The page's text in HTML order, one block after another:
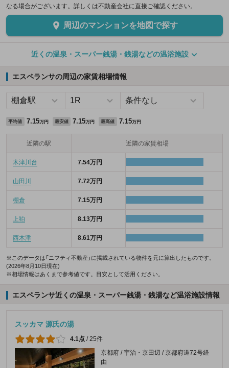
なる場合がございます。詳しくは不動産会社に直接ご確認ください。
周辺のマンションを地図で探す
近くの温泉・スーパー銭湯・銭湯などの温浴施設
エスペランサの周辺の家賃相場情報
平均値 7.15万円 最安値 7.15万円 最高値 7.15万円
近隣の駅 近隣の家賃相場
木津川台 7.54万円
山田川 7.72万円
棚倉 7.15万円
上狛 8.13万円
西木津 8.61万円
※このデータは「ニフティ不動産」に掲載されている物件を元に算出したものです。
(2026年8月10日現在)
※相場情報はあくまで参考値です。目安として活用ください。
エスペランサ近くの温泉・スーパー銭湯・銭湯など温浴施設情報
スッカマ 源氏の湯
4.1点 /25件
京都府 / 宇治・京田辺 / 京都府道72号経
由